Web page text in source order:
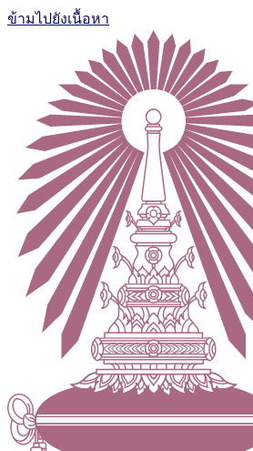
ข้ามไปยังเนื้อหา